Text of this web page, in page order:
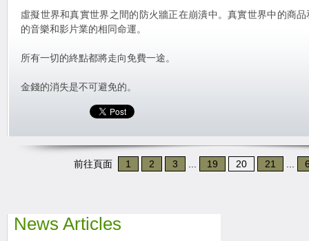
虛擬世界和真實世界之間的防火牆正在崩潰中。真實世界中的商
的音樂和影片業的相同命運。
所有一切的終點都將走向免費一途。
金錢的消失是不可避免的。
前往頁面 1 2 3 19 20 21
News Articles